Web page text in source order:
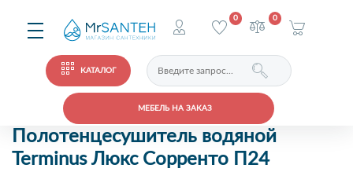
КАТАЛОГ
МЕБЕЛЬ НА ЗАКАЗ
0 0
Полотенцесушитель водяной
Terminus Люкс Сорренто П24